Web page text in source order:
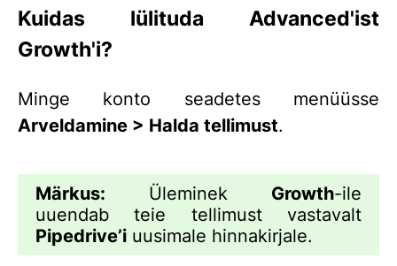
Kuidas lülituda Advanced'ist
Growth'i?
Minge konto seadetes menüüsse
Arveldamine > Halda tellimust.
Märkus: Üleminek Growth-ile
uuendab teie tellimust vastavalt
Pipedrive’i uusimale hinnakirjale.